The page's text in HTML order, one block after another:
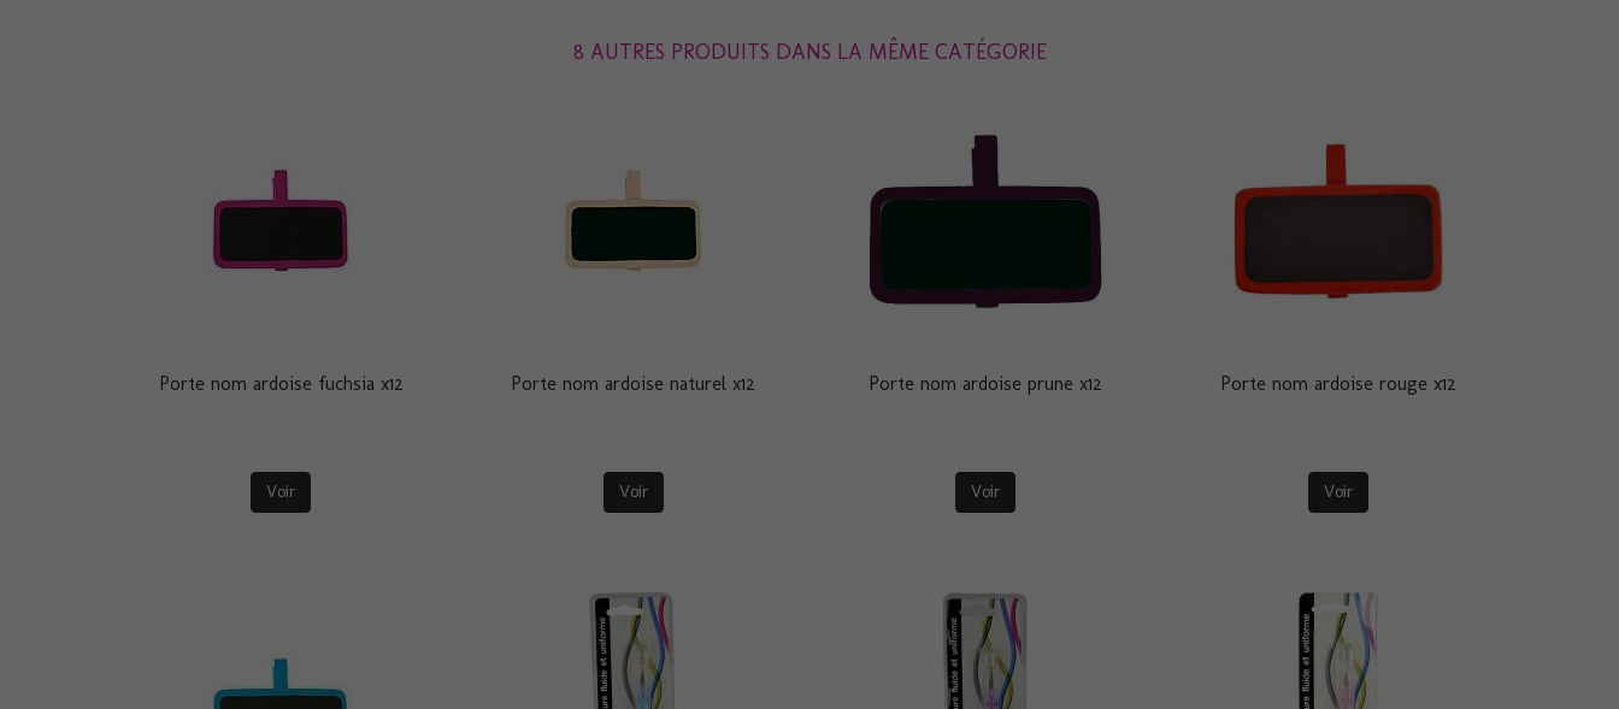
8 AUTRES PRODUITS DANS LA MÊME CATÉGORIE
Porte nom ardoise fuchsia x12
Voir
Porte nom ardoise naturel x12
Voir
Porte nom ardoise prune x12
Voir
Porte nom ardoise rouge x12
Voir